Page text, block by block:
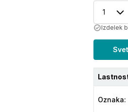
1
Izdelek
Oznaka: